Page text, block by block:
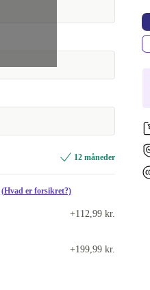
12 måneder
(Hvad er forsikret?)
+112,99 kr.
+199,99 kr.